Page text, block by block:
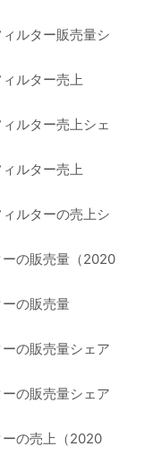
ルター販売量シ
ルター売上
ルター売上シェ
ルター売上
ルターの売上シ
ーの販売量（2020
の販売量
の販売量シェア
の販売量シェア
ーの売上（2020